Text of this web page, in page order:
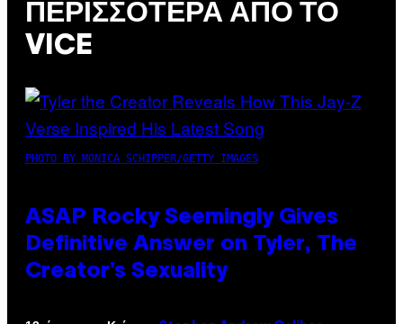
ΠΕΡΙΣΣΌΤΕΡΑ ΑΠΌ ΤΟ
VICE
PHOTO BY MONICA SCHIPPER/GETTY IMAGES
ASAP Rocky Seemingly Gives
Definitive Answer on Tyler, The
Creator’s Sexuality